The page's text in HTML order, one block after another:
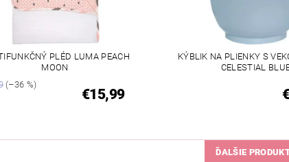
PLÉD LUMA PEACH
MOON
(–36 %)
€15,99
KÝBLIK NA PLIENKY S
CELESTIAL
ĎALŠIE